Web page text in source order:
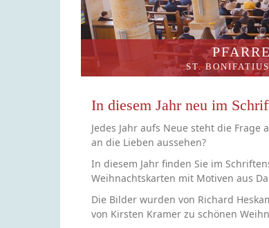
ST. BONIFATIUS
In diesem Jahr neu im
Jedes Jahr aufs Neue steht die
an die Lieben aussehen?
In diesem Jahr finden Sie im
Weihnachtskarten mit Motiven aus
Die Bilder wurden von Richard
von Kirsten Kramer zu schönen